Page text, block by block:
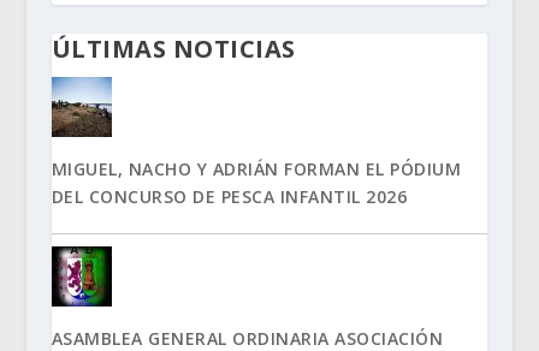
ÚLTIMAS NOTICIAS
MIGUEL, NACHO Y ADRIÁN FORMAN EL PÓDIUM
DEL CONCURSO DE PESCA INFANTIL 2026
ASAMBLEA GENERAL ORDINARIA ASOCIACIÓN